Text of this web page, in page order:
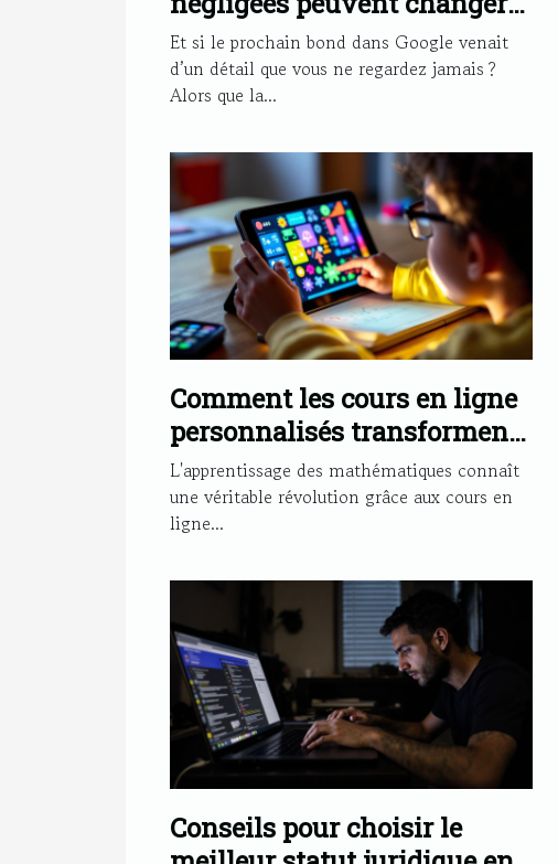
le classement d’un site
Et si le prochain bond dans Google venait
d’un détail que vous ne regardez jamais ?
Alors que la...
Comment les cours en ligne
personnalisés transforment
l'apprentissage des maths ?
L'apprentissage des mathématiques connaît
une véritable révolution grâce aux cours en
ligne...
Conseils pour choisir le